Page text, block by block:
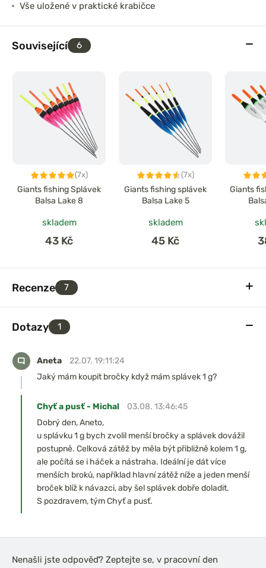
Vše uložené v praktické krabičce
Související 6
(7x)
Giants fishing Splávek
Balsa Lake 8
skladem
43 Kč
(7x)
Giants fishing splávek
Balsa Lake 5
skladem
45 Kč
Giants
Recenze 7
Dotazy 1
Aneta
22.07. 19:11:24
Jaký mám koupit bročky když mám splávek 1 g?
Chyť a pusť - Michal
03.08. 13:46:45
Dobrý den, Aneto,
u splávku 1 g bych zvolil menší bročky a splávek dovážil
postupně. Celková zátěž by měla být přibližně kolem 1 g,
ale počítá se i háček a nástraha. Ideální je dát více
menších broků, například hlavní zátěž níže a jeden menší
broček blíž k návazci, aby šel splávek dobře doladit.
S pozdravem, tým Chyť a pusť.
Nenašli jste odpověď? Zeptejte se, v pracovní den